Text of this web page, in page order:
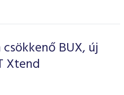
BUX, új
Xtend